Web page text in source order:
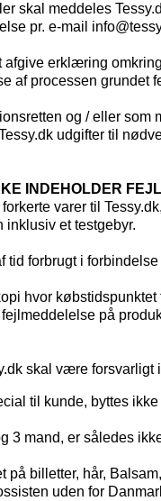
skal meddeles
pr. e-mail
afgive erklæring
af processen grundet
og / eller
udgifter til
INDEHOLDER
varer til
et testgebyr.
tid forbrugt i
hvor
på
skal være forsvarligt
til kunde, byttes
3 mand, er således
på billetter, hår,
uden for